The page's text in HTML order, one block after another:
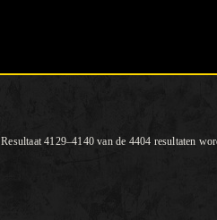
Resultaat 4129–4140 van de 4404 resultaten